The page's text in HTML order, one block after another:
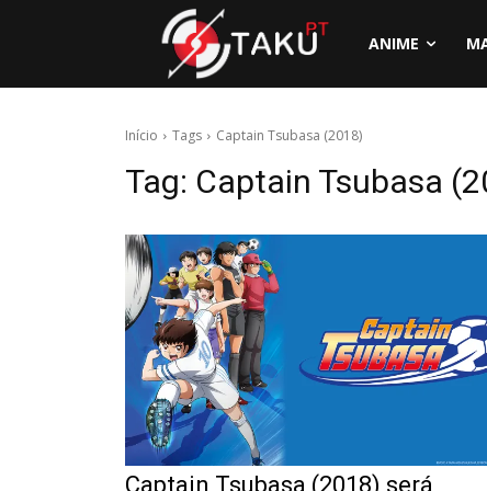
ANIME
Início Tags Captain Tsubasa (2018)
Tag: Captain Tsubasa
Captain Tsubasa (2018) será